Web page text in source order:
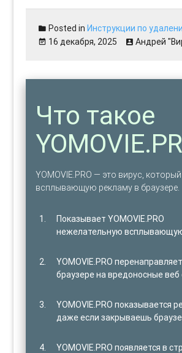
Posted inИнструкции по
16 декабря, 2025
Андрей
Что такое
YOMOVIE.PRO — это вирус,
всплывающую рекламу в браузере.
Показывает YOMOVIE.PRO
нежелательную
YOMOVIE.PRO
браузере на вредоносные веб
YOMOVIE.PRO показывается
даже если закрываешь
YOMOVIE.PRO появляется в